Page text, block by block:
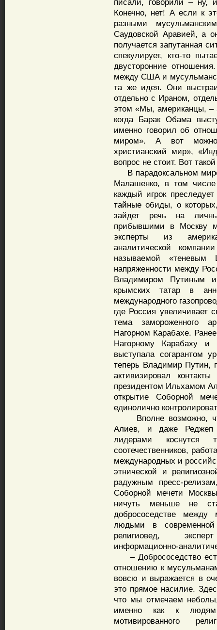
писали, говорили – ну,
Конечно, нет! А если к
разными
Саудовской Аравией, а
получается запутанная
спекулирует, кто-то
двусторонние
между США и
та же идея. Они
отдельно с Ираном,
этом «Мы, американцы,
когда Барак Обама
именно говорил об
миром». А вот можно
христианский мир»,
вопрос не стоит. Вот
В парадоксальном
Малашенко, в том
каждый игрок
тайные обиды, о
зайдет речь на
прибывшими в Москву
эксперты из
аналитической
называемой
напряженности между
Владимиром Путиным
крымских татар в
международного
где Россия увеличивает
тема замороженного
Нагорном Карабахе.
Нагорному Карабаху и
выступала согарантом
теперь Владимир Путин,
активизировал
президентом Ильхамом
открытие Соборной
единолично
Вполне возможно,
Алиев, и даже Реджеп
лидерами коснутся
соотечественников,
международных и
этнической и
радужным пресс-
Соборной мечети
ничуть меньше не
добрососедстве
людьми в
религиовед,
информационно-
– Добрососедство
отношению к
вовсю и выражается в
это прямое насилие.
что мы отмечаем
именно как к людям
мотивированного